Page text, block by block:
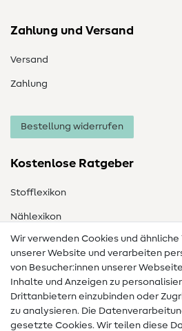
Zahlung und Versand
Versand
Zahlung
Bestellung widerrufen
Kostenlose Ratgeber
Stofflexikon
Nählexikon
Nähanleitungen
Hilfe & Kontakt
Kontakt
Infos zum Betreiberwechsel
Wir verwenden Cookies und
unserer Website und verarbeiten
von Besucher:innen unserer
Inhalte und Anzeigen zu
Drittanbietern einzubinden oder
zu analysieren. Die
gesetzte Cookies. Wir teilen diese